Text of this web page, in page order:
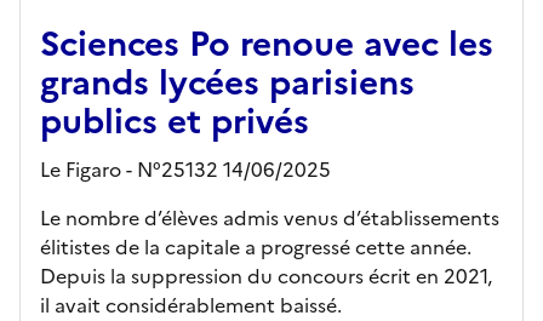
Sciences Po renoue avec les
grands lycées parisiens
publics et privés
Le Figaro - N°25132 14/06/2025
Le nombre d’élèves admis venus d’établissements
élitistes de la capitale a progressé cette année.
Depuis la suppression du concours écrit en 2021,
il avait considérablement baissé.